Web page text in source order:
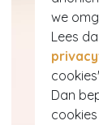
we
Lees
Dan